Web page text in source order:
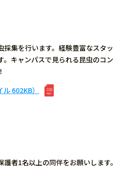
採集を行います。経験豊富なスタッ
。キャンパスで見られる昆虫のコン
602KB）
者1名以上の同伴をお願いします。